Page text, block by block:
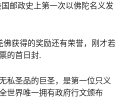
邮政史上第一次以佛陀名义发
获得的奖励还有荣誉，刚才若
的首日封.
私圣品的巨圣，是第一位只义
世界唯一拥有政府行文颁布